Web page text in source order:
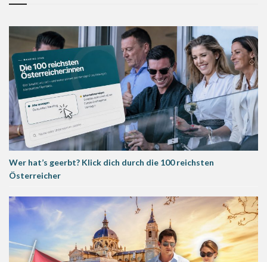
Wer hat’s geerbt? Klick dich durch die 100 reichsten
Österreicher